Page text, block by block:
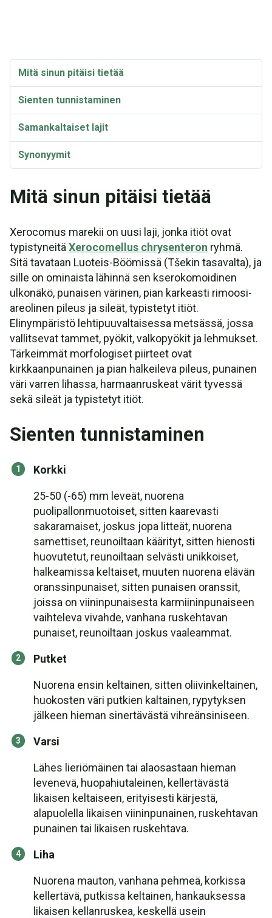
Mitä sinun pitäisi tietää
Sienten tunnistaminen
Samankaltaiset lajit
Synonyymit
Mitä sinun pitäisi tietää
Xerocomus marekii on uusi laji, jonka itiöt ovat
typistyneitä Xerocomellus chrysenteron ryhmä.
Sitä tavataan Luoteis-Böömissä (Tšekin tasavalta), ja
sille on ominaista lähinnä sen kserokomoidinen
ulkonäkö, punaisen värinen, pian karkeasti rimoosi-
areolinen pileus ja sileät, typistetyt itiöt.
Elinympäristö lehtipuuvaltaisessa metsässä, jossa
vallitsevat tammet, pyökit, valkopyökit ja lehmukset.
Tärkeimmät morfologiset piirteet ovat
kirkkaanpunainen ja pian halkeileva pileus, punainen
väri varren lihassa, harmaanruskeat värit tyvessä
sekä sileät ja typistetyt itiöt.
Sienten tunnistaminen
Korkki
25-50 (-65) mm leveät, nuorena
puolipallonmuotoiset, sitten kaarevasti
sakaramaiset, joskus jopa litteät, nuorena
samettiset, reunoiltaan käärityt, sitten hienosti
huovutetut, reunoiltaan selvästi unikkoiset,
halkeamissa keltaiset, muuten nuorena elävän
oranssinpunaiset, sitten punaisen oranssit,
joissa on viininpunaisesta karmiininpunaiseen
vaihteleva vivahde, vanhana ruskehtavan
punaiset, reunoiltaan joskus vaaleammat.
Putket
Nuorena ensin keltainen, sitten oliivinkeltainen,
huokosten väri putkien kaltainen, rypytyksen
jälkeen hieman sinertävästä vihreänsiniseen.
Varsi
Lähes lieriömäinen tai alaosastaan hieman
levenevä, huopahiutaleinen, kellertävästä
likaisen keltaiseen, erityisesti kärjestä,
alapuolella likaisen viininpunainen, ruskehtavan
punainen tai likaisen ruskehtava.
Liha
Nuorena mauton, vanhana pehmeä, korkissa
kellertävä, putkissa keltainen, hankauksessa
likaisen kellanruskea, keskellä usein